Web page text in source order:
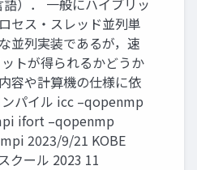
セス・スレッド並列単
並列実装であるが，速
トが得られるかどうか
容や計算機の仕様に依
パイル icc –qopenmp
ifort –qopenmp
2023/9/21 KOBE
クール 2023 11